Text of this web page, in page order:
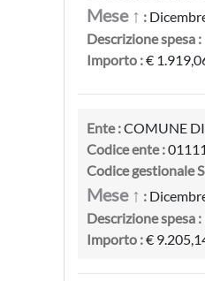
Mese ↑ :
Descrizione spesa :
Importo :€
Ente :COMUNE
Codice ente :
Codice gestionale
Mese ↑ :
Descrizione spesa :
Importo :€